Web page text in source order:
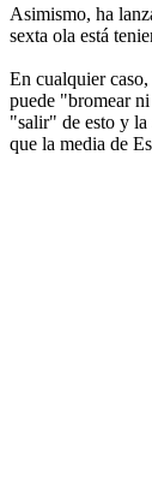
Asimismo, ha
sexta ola está
En cualquier
puede "bromear
"salir" de esto y la
que la media de